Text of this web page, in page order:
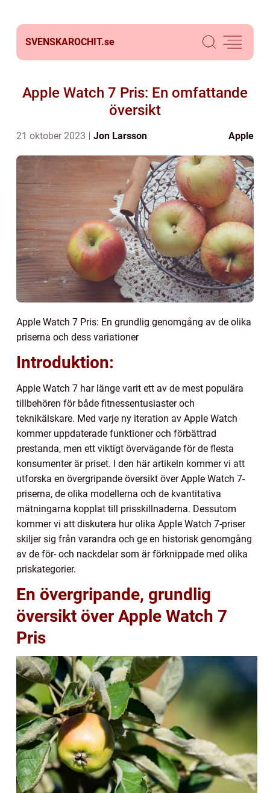
SVENSKAROCHIT.se
Apple Watch 7 Pris: En omfattande
översikt
21 oktober 2023 Jon Larsson Apple
Apple Watch 7 Pris: En grundlig genomgång av de olika
priserna och dess variationer
Introduktion:
Apple Watch 7 har länge varit ett av de mest populära
tillbehören för både fitnessentusiaster och
teknikälskare. Med varje ny iteration av Apple Watch
kommer uppdaterade funktioner och förbättrad
prestanda, men ett viktigt övervägande för de flesta
konsumenter är priset. I den här artikeln kommer vi att
utforska en övergripande översikt över Apple Watch 7-
priserna, de olika modellerna och de kvantitativa
mätningarna kopplat till prisskillnaderna. Dessutom
kommer vi att diskutera hur olika Apple Watch 7-priser
skiljer sig från varandra och ge en historisk genomgång
av de för- och nackdelar som är förknippade med olika
priskategorier.
En övergripande, grundlig
översikt över Apple Watch 7
Pris